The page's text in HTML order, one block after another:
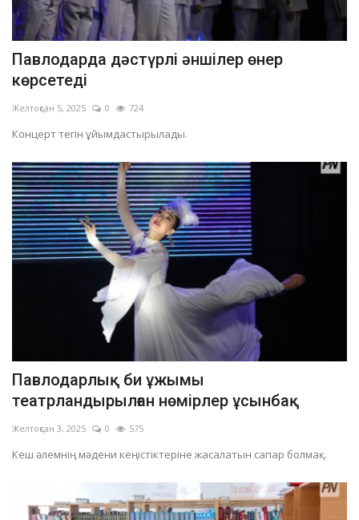
Павлодарда дәстүрлі әншілер өнер
көрсетеді
Желтоқсан 5, 2025 0 724
Концерт тегін ұйымдастырылады.
Павлодарлық би ұжымы
театрландырылған нөмірлер ұсынбақ
Желтоқсан 3, 2025 0 575
Кеш әлемнің мәдени кеңістіктеріне жасалатын сапар болмақ.